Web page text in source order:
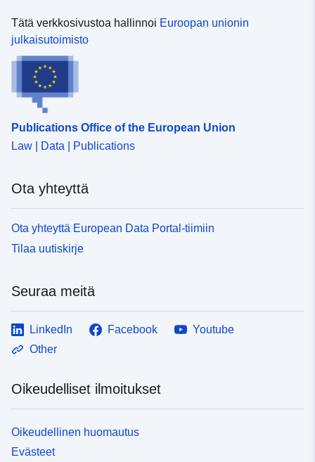
Tätä verkkosivustoa hallinnoi Euroopan unionin
julkaisutoimisto
Publications Office of the European Union
Law | Data | Publications
Ota yhteyttä
Ota yhteyttä European Data Portal-tiimiin
Tilaa uutiskirje
Seuraa meitä
LinkedIn Facebook
Youtube
Other
Oikeudelliset ilmoitukset
Oikeudellinen huomautus
Evästeet